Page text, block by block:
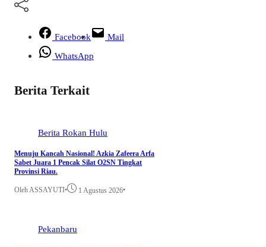
Facebook
Mail
WhatsApp
Berita Terkait
Berita Rokan Hulu
Menuju Kancah Nasional! Azkia Zafeera Arfa
Sabet Juara 1 Pencak Silat O2SN Tingkat
Provinsi Riau.
Oleh ASSAYUTI• 1 Agustus 2026•
Pekanbaru